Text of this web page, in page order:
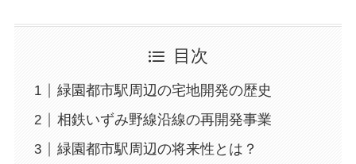
目次
緑園都市駅周辺の宅地開発の歴史
相鉄いずみ野線沿線の再開発事業
緑園都市駅周辺の将来性とは？